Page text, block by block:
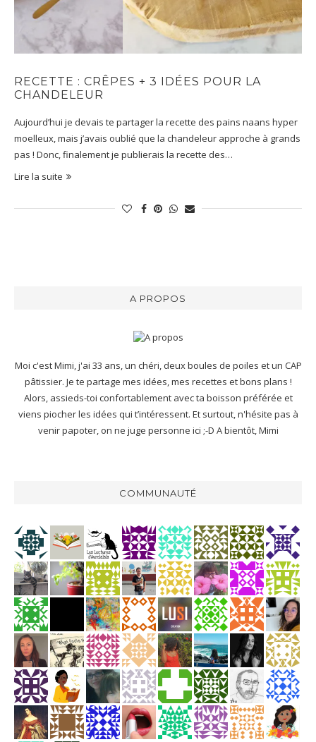
RECETTE : CRÊPES + 3 IDÉES POUR LA
CHANDELEUR
Aujourd’hui je devais te partager la recette des pains naans hyper
moelleux, mais j’avais oublié que la chandeleur approche à grands
pas ! Donc, finalement je publierais la recette des…
Lire la suite
A PROPOS
Moi c'est Mimi, j'ai 33 ans, un chéri, deux boules de poiles et un CAP
pâtissier. Je te partage mes idées, mes recettes et bons plans !
Alors, assieds-toi confortablement avec ta boisson préférée et
viens piocher les idées qui t’intéressent. Et surtout, n'hésite pas à
venir papoter, on ne juge personne ici ;-D A bientôt, Mimi
COMMUNAUTÉ